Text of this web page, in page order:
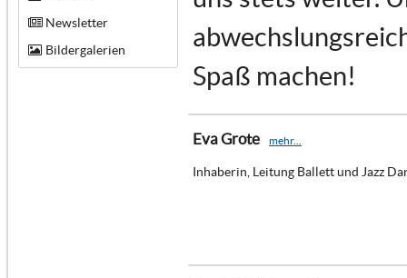
Newsletter
Bildergalerien
Spaß machen!
Eva Grote mehr...
Inhaberin, Leitung Ballett und Jazz